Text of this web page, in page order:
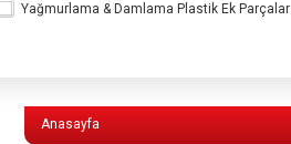
Yağmurlama & Damlama Plastik Ek Parçalar
Anasayfa